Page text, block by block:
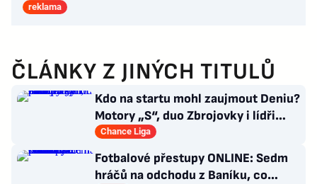
reklama
ČLÁNKY Z JINÝCH TITULŮ
Kdo na startu mohl zaujmout Deniu?
Motory „S“, duo Zbrojovky i lídři
pohárových zástupců
Chance Liga
Fotbalové přestupy ONLINE: Sedm
hráčů na odchodu z Baníku, co